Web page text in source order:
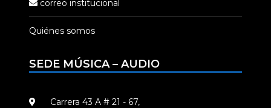
correo institucional
Quiénes somos
SEDE MÚSICA – AUDIO
Carrera 43 A # 21 - 67,